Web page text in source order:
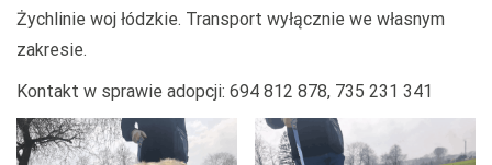
Żychlinie woj łódzkie. Transport wyłącznie we własnym
zakresie.
Kontakt w sprawie adopcji: 694 812 878, 735 231 341